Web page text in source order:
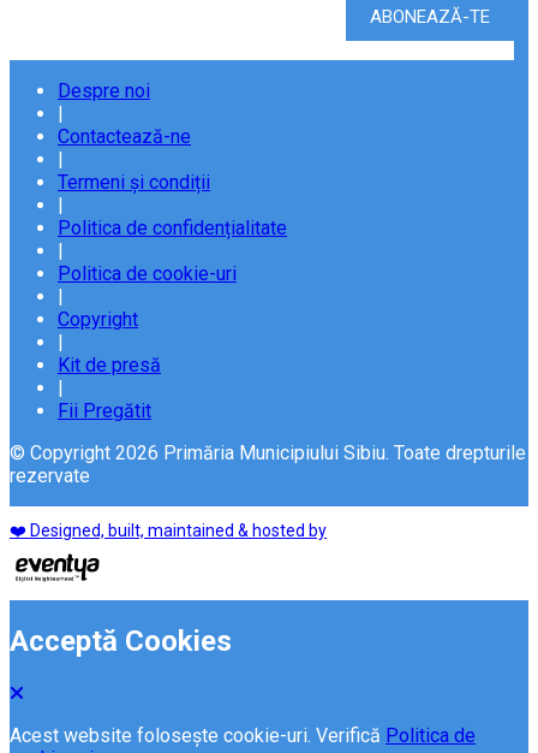
Despre noi
|
Contactează-ne
|
Termeni și condiții
|
Politica de confidențialitate
|
Politica de cookie-uri
|
Copyright
|
Kit de presă
|
Fii Pregătit
© Copyright 2026 Primăria Municipiului Sibiu. Toate drepturile
rezervate
❤️ Designed, built, maintained & hosted by
Acceptă Cookies
Acest website folosește cookie-uri. Verifică Politica de